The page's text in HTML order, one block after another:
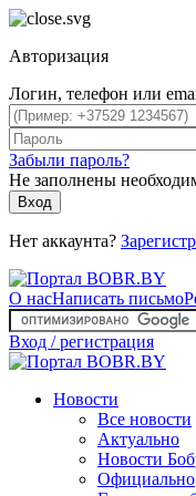
Авторизация
Логин, телефон или
Забыли пароль?
Не заполнены
Вход
Нет аккаунта?
О насНаписать письмо
Вход / регистрация
Новости
Все новости
Актуально
Новости
Официально